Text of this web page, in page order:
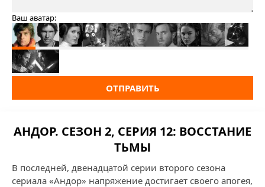
Ваш аватар:
ОТПРАВИТЬ
АНДОР. СЕЗОН 2, СЕРИЯ 12: ВОССТАНИЕ
ТЬМЫ
В последней, двенадцатой серии второго сезона
сериала «Андор» напряжение достигает своего апогея,